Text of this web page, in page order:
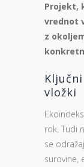
Projekt,
vrednot
z
vložki
rok. Tudi
se
surovine,